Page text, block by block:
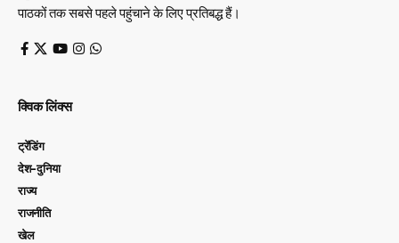
पाठकों तक सबसे पहले पहुंचाने के लिए प्रतिबद्ध हैं।
क्विक लिंक्स
ट्रेंडिंग
देश-दुनिया
राज्य
राजनीति
खेल